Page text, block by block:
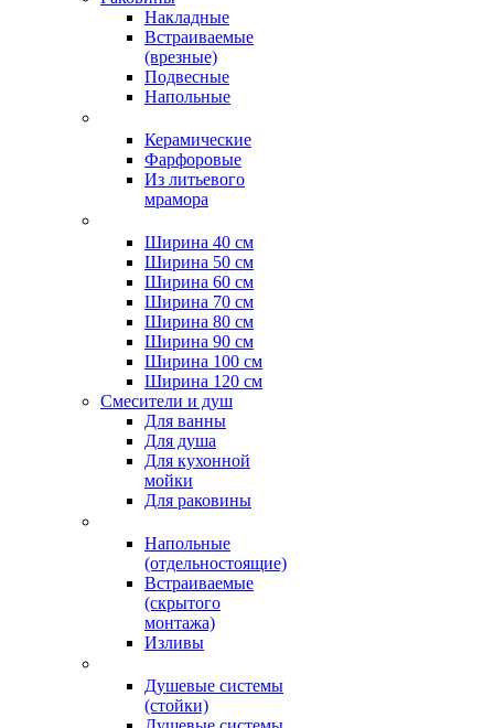
Накладные
Встраиваемые
(врезные)
Подвесные
Напольные
Керамические
Фарфоровые
Из литьевого
мрамора
Ширина 40 см
Ширина 50 см
Ширина 60 см
Ширина 70 см
Ширина 80 см
Ширина 90 см
Ширина 100 см
Ширина 120 см
Смесители и душ
Для ванны
Для душа
Для кухонной
мойки
Для раковины
Напольные
(отдельностоящие)
Встраиваемые
(скрытого
монтажа)
Изливы
Душевые системы
(стойки)